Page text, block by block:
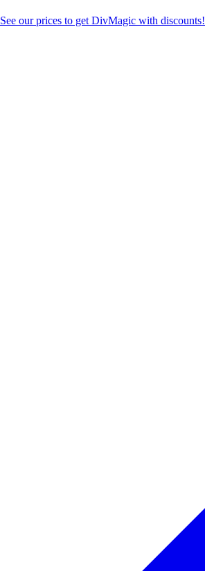
See our prices to get DivMagic with discounts!